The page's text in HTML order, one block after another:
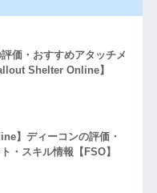
価・おすすめアタッチメ
Shelter Online】
】ディーコンの評価・
・スキル情報【FSO】